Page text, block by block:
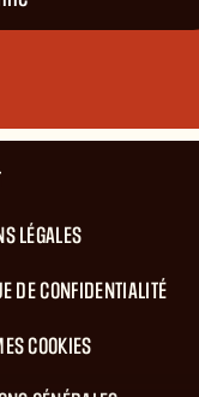
LÉGALES
DE CONFIDENTIALITÉ
COOKIES